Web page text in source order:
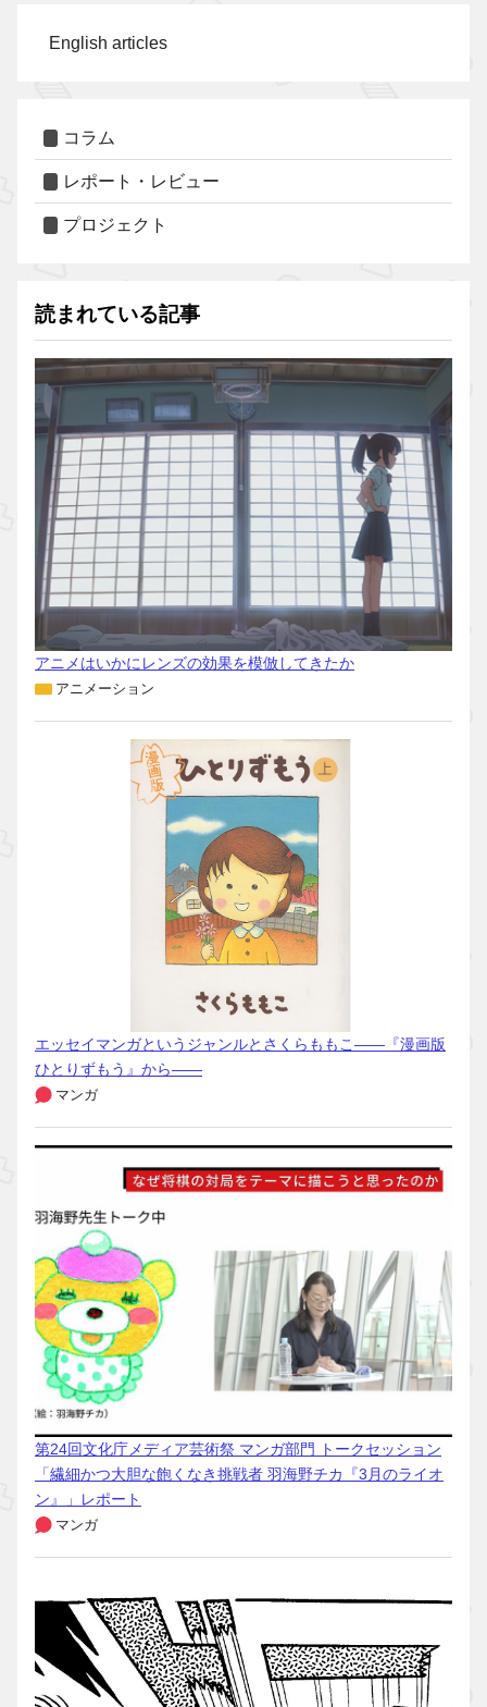
English articles
コラム
レポート・レビュー
プロジェクト
読まれている記事
アニメはいかにレンズの効果を模倣してきたか
アニメーション
エッセイマンガというジャンルとさくらももこ――『漫画版
ひとりずもう』から――
マンガ
第24回文化庁メディア芸術祭 マンガ部門 トークセッション
「繊細かつ大胆な飽くなき挑戦者 羽海野チカ『3月のライオ
ン』」レポート
マンガ